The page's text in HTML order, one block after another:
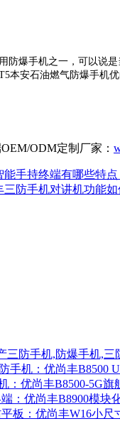
防爆手机之一，可以说
本安石油燃气防爆手机
ODM定制厂家：
能手持终端有哪些特点
三防手机对讲机功能如
三防手机,防爆手机,三
手机：优尚丰B8500
：优尚丰B8500-5G
端：优尚丰B8900模
平板：优尚丰W16小